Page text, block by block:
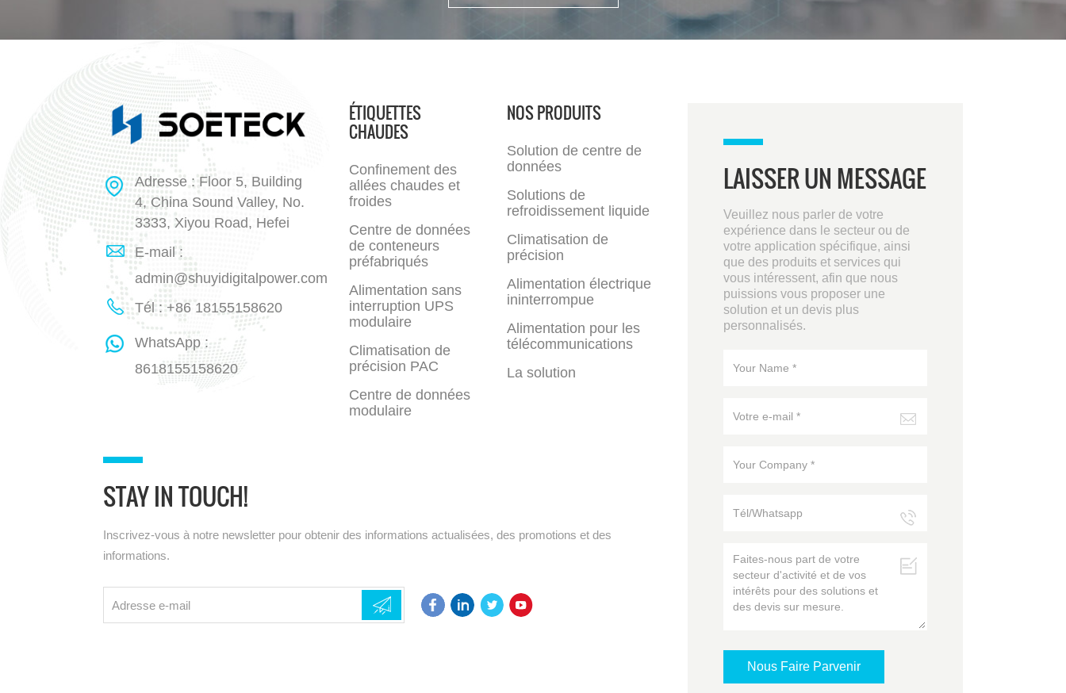
Adresse : Floor 5, Building
4, China Sound Valley, No.
3333, Xiyou Road, Hefei
E-mail :
admin@shuyidigitalpower.com
Tél : +86 18155158620
WhatsApp :
8618155158620
ÉTIQUETTES
CHAUDES
Confinement des
allées chaudes et
froides
Centre de données
de conteneurs
préfabriqués
Alimentation sans
interruption UPS
modulaire
Climatisation de
précision PAC
Centre de données
modulaire
NOS PRODUITS
Solution de centre de
données
Solutions de
refroidissement liquide
Climatisation de
précision
Alimentation électrique
ininterrompue
Alimentation pour les
télécommunications
La solution
STAY IN TOUCH!
Inscrivez-vous à notre newsletter pour obtenir des informations actualisées, des promotions et des
informations.
LAISSER UN MESSAGE
Veuillez nous parler de votre
expérience dans le secteur ou de
votre application spécifique, ainsi
que des produits et services qui
vous intéressent, afin que nous
puissions vous proposer une
solution et un devis plus
personnalisés.